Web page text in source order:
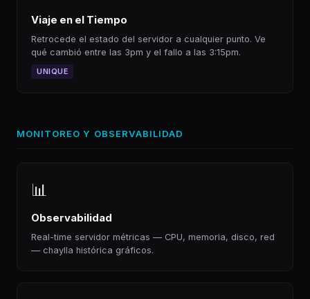
Viaje en el Tiempo
Retrocede el estado del servidor a cualquier punto. Ve
qué cambió entre las 3pm y el fallo a las 3:15pm.
UNIQUE
MONITOREO Y OBSERVABILIDAD
📊
Observabilidad
Real-time servidor métricas — CPU, memoria, disco, red
— chaylla histórica gráficos.